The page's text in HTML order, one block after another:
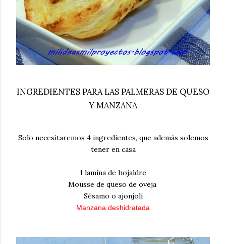
INGREDIENTES PARA LAS PALMERAS DE QUESO
Y MANZANA
Solo necesitaremos 4 ingredientes, que además solemos
tener en casa
1 lamina de hojaldre
Mousse de queso de oveja
Sésamo o ajonjolí
Manzana deshidratada